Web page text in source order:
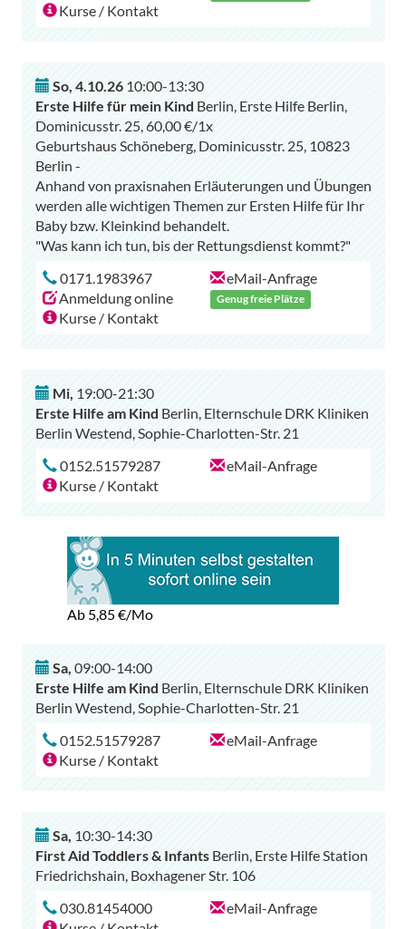
Kurse / Kontakt
So, 4.10.26 10:00-13:30
Erste Hilfe für mein Kind Berlin, Erste Hilfe Berlin,
Dominicusstr. 25, 60,00 €/1x
Geburtshaus Schöneberg, Dominicusstr. 25, 10823
Berlin -
Anhand von praxisnahen Erläuterungen und Übungen
werden alle wichtigen Themen zur Ersten Hilfe für Ihr
Baby bzw. Kleinkind behandelt.
"Was kann ich tun, bis der Rettungsdienst kommt?"
0171.1983967
eMail-Anfrage
Anmeldung online
Genug freie Plätze
Kurse / Kontakt
Mi, 19:00-21:30
Erste Hilfe am Kind Berlin, Elternschule DRK Kliniken
Berlin Westend, Sophie-Charlotten-Str. 21
0152.51579287
eMail-Anfrage
Kurse / Kontakt
Ab 5,85€/Mo
Sa, 09:00-14:00
Erste Hilfe am Kind Berlin, Elternschule DRK Kliniken
Berlin Westend, Sophie-Charlotten-Str. 21
0152.51579287
eMail-Anfrage
Kurse / Kontakt
Sa, 10:30-14:30
First Aid Toddlers & Infants Berlin, Erste Hilfe Station
Friedrichshain, Boxhagener Str. 106
030.81454000
eMail-Anfrage